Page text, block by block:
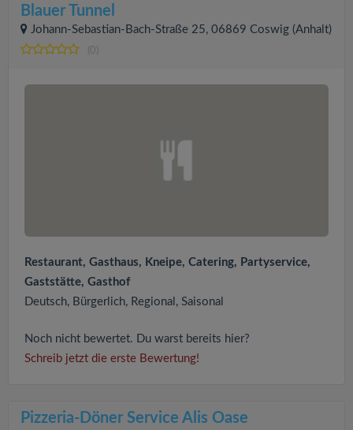
Blauer Tunnel
Johann-Sebastian-Bach-Straße 25, 06869 Coswig (Anhalt)
(0)
Restaurant, Gasthaus, Kneipe, Catering, Partyservice,
Gaststätte, Gasthof
Deutsch, Bürgerlich, Regional, Saisonal
Noch nicht bewertet. Du warst bereits hier?
Schreib jetzt die erste Bewertung!
Pizzeria-Döner Service Alis Oase